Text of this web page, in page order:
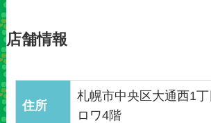
店舗情報
住所
札幌市中央区大通西1丁
ロワ4階